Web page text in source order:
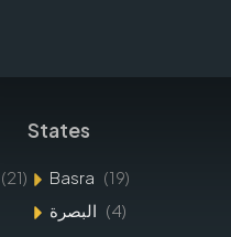
(21)
States
Basra (19)
البصرة (4)